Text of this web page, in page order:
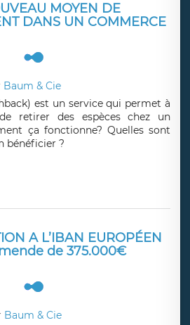
MOYEN DE
DANS UN COMMERCE
Baum & Cie
est un service qui permet à
retirer des espèces chez un
ça fonctionne? Quelles sont
bénéficier ?
A L’IBAN EUROPÉEN
de 375.000€
Baum & Cie